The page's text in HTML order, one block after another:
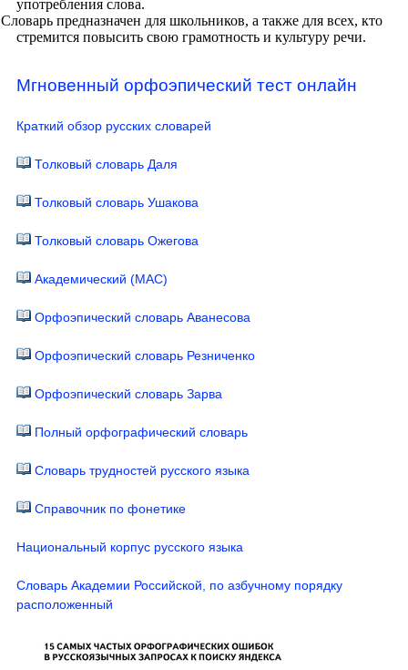
употребления слова.
Словарь предназначен для школьников, а также для всех, кто
стремится повысить свою грамотность и культуру речи.
Мгновенный орфоэпический тест онлайн
Краткий обзор русских словарей
Толковый словарь Даля
Толковый словарь Ушакова
Толковый словарь Ожегова
Академический (МАС)
Орфоэпический словарь Аванесова
Орфоэпический словарь Резниченко
Орфоэпический словарь Зарва
Полный орфографический словарь
Словарь трудностей русского языка
Справочник по фонетике
Национальный корпус русского языка
Словарь Академии Российской, по азбучному порядку
расположенный